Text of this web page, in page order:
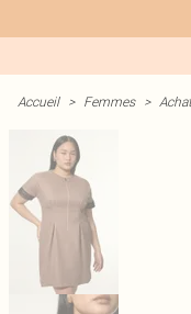
Accueil > Femmes >